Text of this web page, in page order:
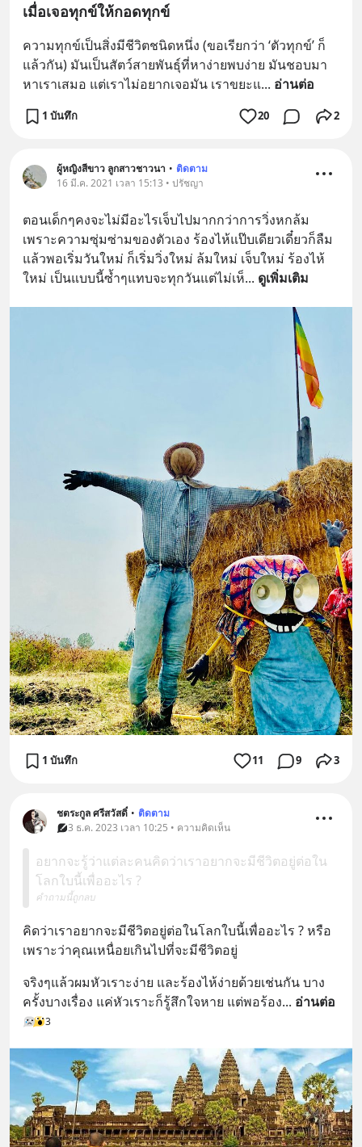
เมื่อเจอทุกข์ให้กอดทุกข์
ความทุกข์เป็นสิ่งมีชีวิตชนิดหนึ่ง (ขอเรียกว่า ‘ตัวทุกข์’ ก็
แล้วกัน) มันเป็นสัตว์สายพันธุ์ที่หาง่ายพบง่าย มันชอบมา
หาเราเสมอ แต่เราไม่อยากเจอมัน เราขยะแ... อ่านต่อ
1 บันทึก 20 2
ผู้หญิงสีขาว ลูกสาวชาวนา • ติดตาม
16 มี.ค. 2021 เวลา 15:13 • ปรัชญา
ตอนเด็กๆคงจะไม่มีอะไรเจ็บไปมากกว่าการวิ่งหกล้ม
เพราะความซุ่มซ่ามของตัวเอง ร้องไห้แป๊บเดียวเดี๋ยวก็ลืม
แล้วพอเริ่มวันใหม่ ก็เริ่มวิ่งใหม่ ล้มใหม่ เจ็บใหม่ ร้องไห้
ใหม่ เป็นแบบนี้ซ้ำๆแทบจะทุกวันแต่ไม่เห็... ดูเพิ่มเติม
1 บันทึก 11 9 3
ชตระกูล ศรีสวัสดิ์ • ติดตาม
3 ธ.ค. 2023 เวลา 10:25 • ความคิดเห็น
อยากจะรู้ว่าแต่ละคนคิดว่าเราอยากจะมีชีวิตอยู่ต่อใน
โลกใบนี้เพื่ออะไร ?
คำถามนี้ถูกลบ
คิดว่าเราอยากจะมีชีวิตอยู่ต่อในโลกใบนี้เพื่ออะไร ? หรือ
เพราะว่าคุณเหนื่อยเกินไปที่จะมีชีวิตอยู่
จริงๆแล้วผมหัวเราะง่าย และร้องไห้ง่ายด้วยเช่นกัน บาง
ครั้งบางเรื่อง แค่หัวเราะก็รู้สึกใจหาย แต่พอร้อง... อ่านต่อ
3